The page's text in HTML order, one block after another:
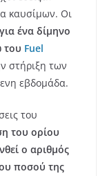
καυσίμων. Οι
ένα δίμηνο
του Fuel
στήριξη των
εβδομάδα.
του
του ορίου
ο αριθμός
ποσού της